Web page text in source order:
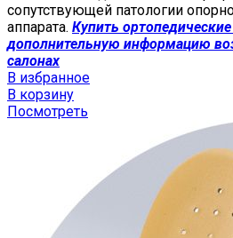
сопутствующей патологии
аппарата. Купить
дополнительную информацию
салонах
В избранное
В корзину
Посмотреть